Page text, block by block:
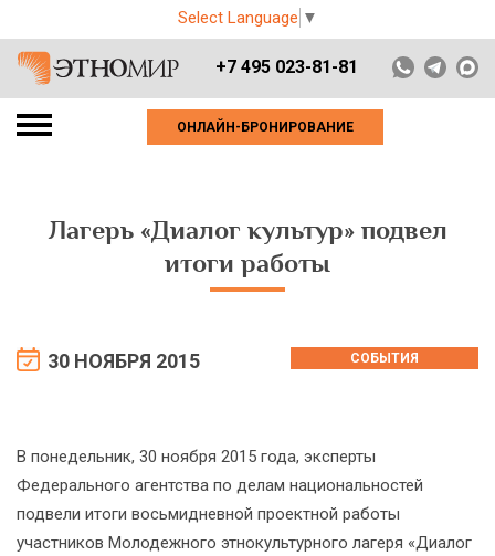
Select Language ▼
+7 495 023-81-81
ОНЛАЙН-БРОНИРОВАНИЕ
Лагерь «Диалог культур» подвел
итоги работы
30 НОЯБРЯ 2015 СОБЫТИЯ
В понедельник, 30 ноября 2015 года, эксперты
Федерального агентства по делам национальностей
подвели итоги восьмидневной проектной работы
участников Молодежного этнокультурного лагеря «Диалог